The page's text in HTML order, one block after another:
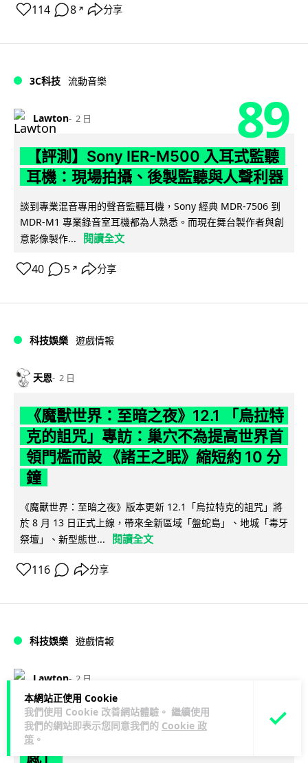
本網站正使用 Cookie
我們使用 Cookie 改善網站體驗。 繼續使用
我們的網站即表示您同意我們的 Cookie 政
策 。
114 8 ↗ 分享
3C科技 流動音樂
Lawton 2 日 89
【評測】Sony IER-M500 入耳式監聽
耳機：現場拍攝、後製監聽與人聲利器
談到專業混音專用的聲音監聽耳機，Sony 經典 MDR-7506 到
MDR-M1 專業錄音室耳機都為人熟悉。而現在舞台製作者與創
意影像製作...
閱讀全文
40 5 ↗ 分享
科技娛樂 遊戲情報
天恩 2 日
《魔獸世界：至暗之夜》12.1 「烏拉特
克的詛咒」專訪：巢穴不為提高世界首
領門檻而設 《諸王之眠》縮短約 10 分
鐘
《魔獸世界：至暗之夜》版本更新 12.1「烏拉特克的詛咒」將
於 8 月 13 日正式上線，帶來全新區域「盤蛇島」、地城「毒牙
祭壇」、新型態世...
閱讀全文
116 分享
科技娛樂 遊戲情報
Lawton 2 日
日本二手遊戲店減 90% 門市 業績反增
四成 "懷舊"在 Z 世代變成最潮「新鮮
感」